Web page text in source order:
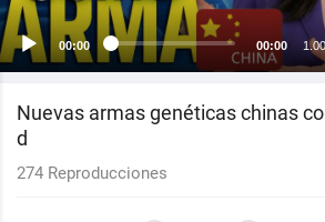
00:00 00:00
Nuevas armas genéticas chinas
d
274 Reproducciones